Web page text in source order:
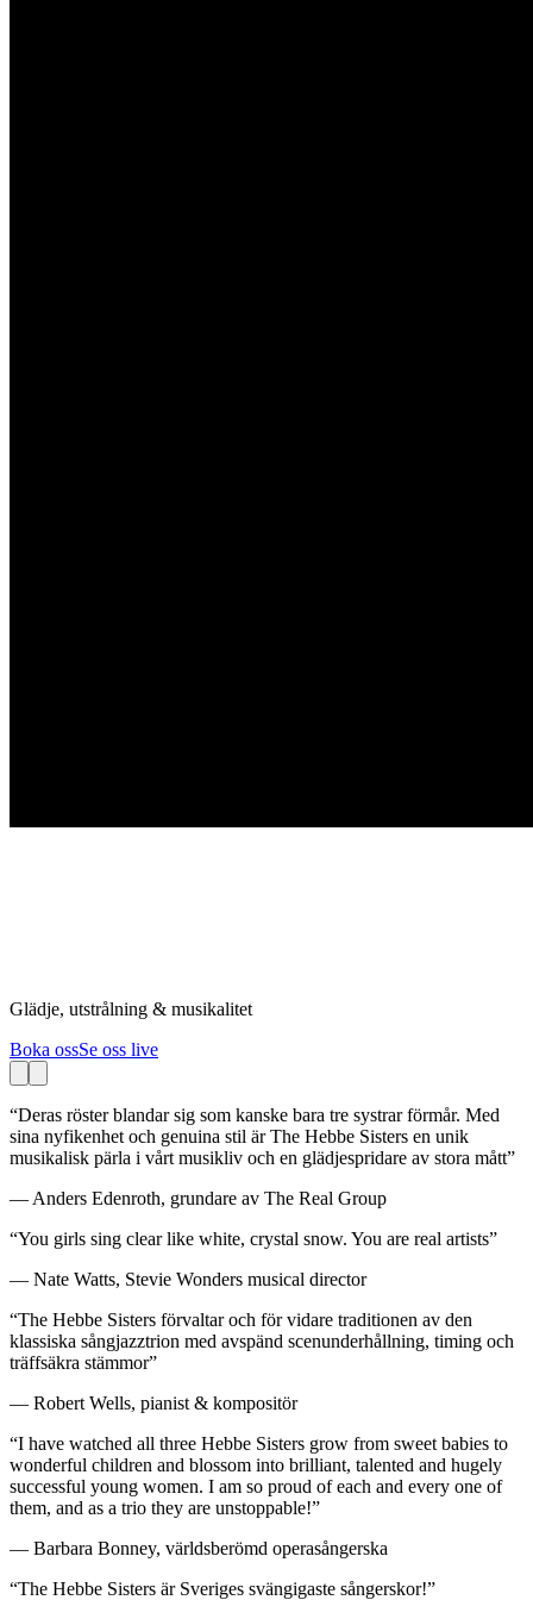
Glädje, utstrålning & musikalitet
Boka ossSe oss live
“Deras röster blandar sig som kanske bara tre systrar förmår. Med
sina nyfikenhet och genuina stil är The Hebbe Sisters en unik
musikalisk pärla i vårt musikliv och en glädjespridare av stora mått”
— Anders Edenroth, grundare av The Real Group
“You girls sing clear like white, crystal snow. You are real artists”
— Nate Watts, Stevie Wonders musical director
“The Hebbe Sisters förvaltar och för vidare traditionen av den
klassiska sångjazztrion med avspänd scenunderhållning, timing och
träffsäkra stämmor”
— Robert Wells, pianist & kompositör
“I have watched all three Hebbe Sisters grow from sweet babies to
wonderful children and blossom into brilliant, talented and hugely
successful young women. I am so proud of each and every one of
them, and as a trio they are unstoppable!”
— Barbara Bonney, världsberömd operasångerska
“The Hebbe Sisters är Sveriges svängigaste sångerskor!”